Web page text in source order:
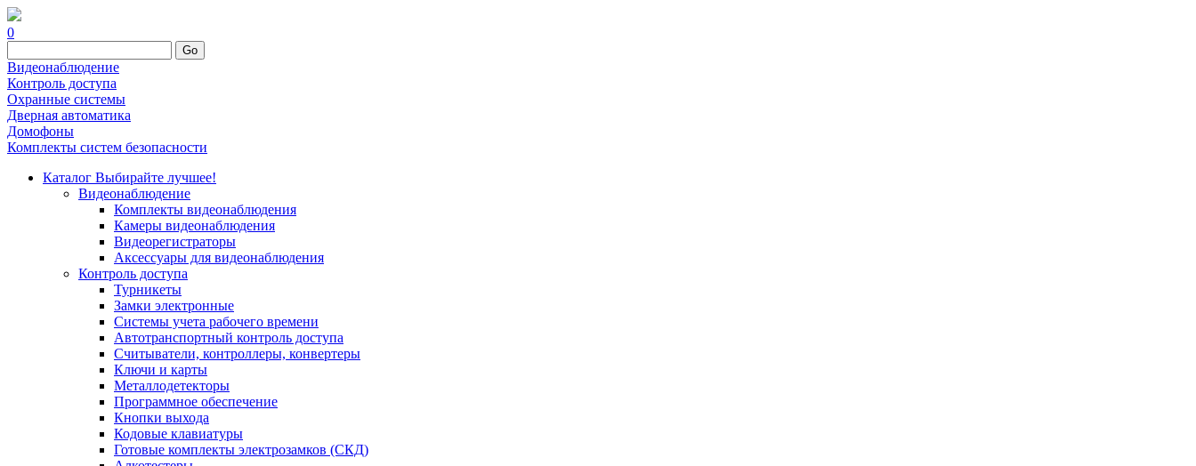
0
Go
Видеонаблюдение
Контроль доступа
Охранные системы
Дверная автоматика
Домофоны
Комплекты систем безопасности
Каталог Выбирайте лучшее!
Видеонаблюдение
Комплекты видеонаблюдения
Камеры видеонаблюдения
Видеорегистраторы
Аксессуары для видеонаблюдения
Контроль доступа
Турникеты
Замки электронные
Системы учета рабочего времени
Автотранспортный контроль доступа
Считыватели, контроллеры, конвертеры
Ключи и карты
Металлодетекторы
Программное обеспечение
Кнопки выхода
Кодовые клавиатуры
Готовые комплекты электрозамков (СКД)